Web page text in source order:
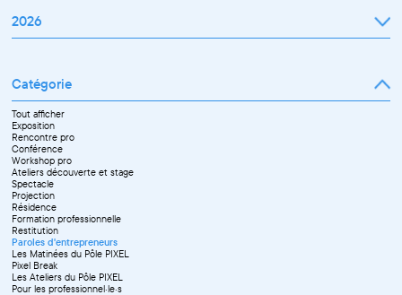
2026
Avril
Mai
Juin
Septembre
Octobre
Novembre
Catégorie
Tout afficher
Exposition
Rencontre pro
Conférence
Workshop pro
Ateliers découverte et stage
Spectacle
Projection
Résidence
Formation professionnelle
Restitution
Paroles d'entrepreneurs
Les Matinées du Pôle PIXEL
Pixel Break
Les Ateliers du Pôle PIXEL
Pour les professionnel·le·s